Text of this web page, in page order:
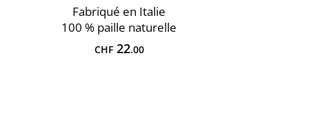
Fabriqué en Italie
100 % paille naturelle
CHF22.00